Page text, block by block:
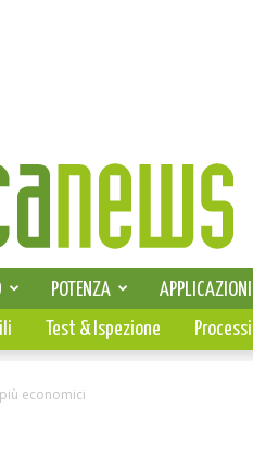
SELEZIONE DI ELETTRONICA
POTENZA APPLICAZIONI
PCBTest & Ispezione
economici